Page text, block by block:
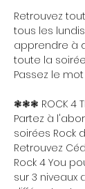
Retrouvez
tous les
apprendre à
toute la
Passez le
❃❃❃ ROCK 4
Partez à
soirées Rock
Retrouvez
Rock 4 You
sur 3 niveaux